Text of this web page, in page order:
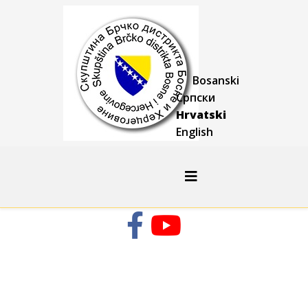
Bosanski
Српски
Hrvatski
English